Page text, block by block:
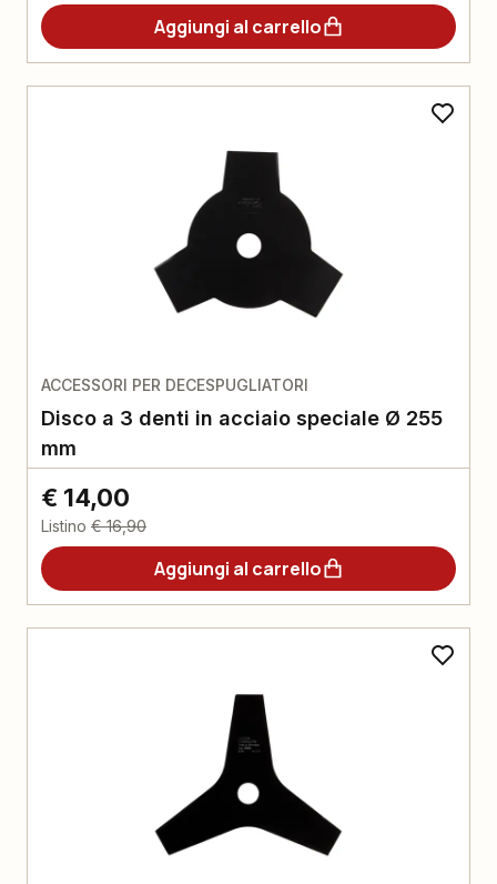
Aggiungi al carrello
ACCESSORI PER DECESPUGLIATORI
Disco a 3 denti in acciaio speciale Ø 255
mm
€ 14,00
Listino € 16,90
Aggiungi al carrello